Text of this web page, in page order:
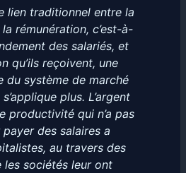
lien traditionnel entre la
rémunération, c’est-à-
des salariés, et
qu’ils reçoivent, une
du système de marché
plus. L’argent
productivité qui n’a pas
des salaires a
au travers des
les sociétés leur ont